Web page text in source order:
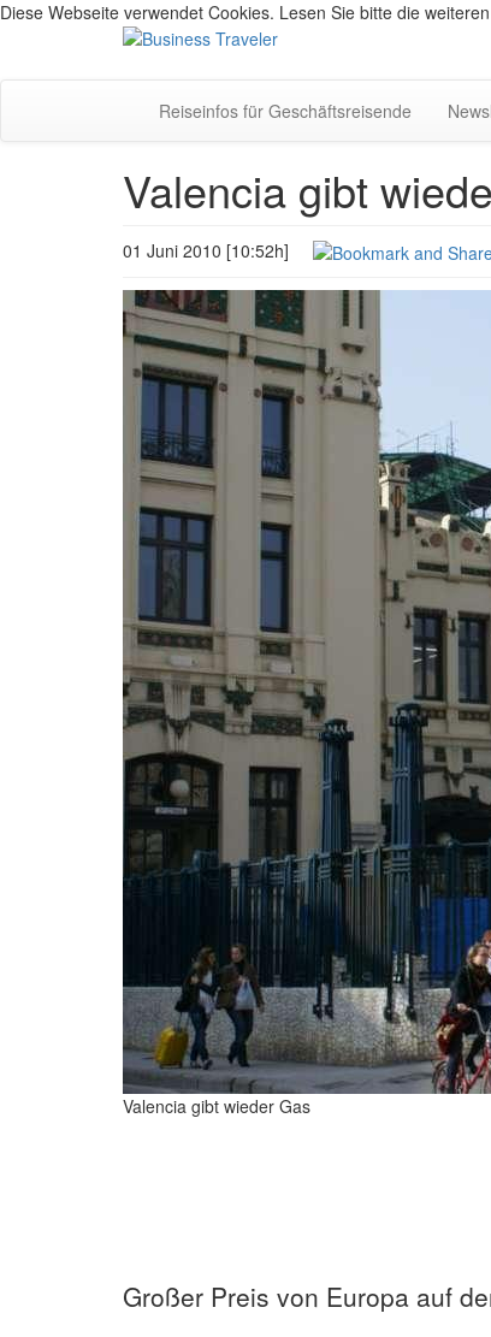
Diese Webseite verwendet Cookies. Lesen Sie bitte die
Reiseinfos für Geschäftsreisende
Valencia gibt
01 Juni 2010 [10:52h]
Valencia gibt wieder Gas
Großer Preis von Europa auf